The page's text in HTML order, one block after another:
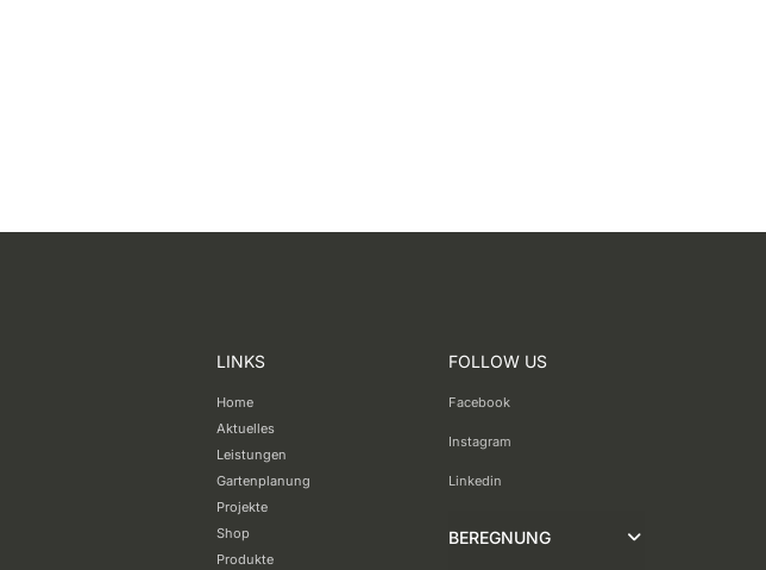
LINKS
Home
Aktuelles
Leistungen
Gartenplanung
Projekte
Shop
Produkte
FOLLOW US
Facebook
Instagram
Linkedin
BEREGNUNG